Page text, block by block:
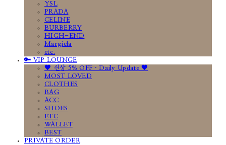
YSL
PRADA
CELINE
BURBERRY
HIGH-END
Margiela
etc.
🔑 VIP LOUNGE
🤎 신상 5% OFF · Daily Update 🤎
MOST LOVED
CLOTHES
BAG
ACC
SHOES
ETC
WALLET
BEST
PRIVATE ORDER